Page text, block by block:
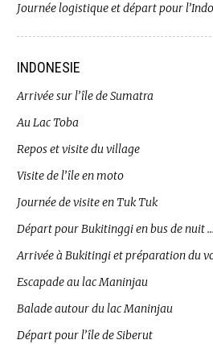
Journée logistique et départ pour
INDONESIE
Arrivée sur l’île de Sumatra
Au Lac Toba
Repos et visite du village
Visite de l’île en moto
Journée de visite en Tuk Tuk
Départ pour Bukitinggi en bus de nuit
Arrivée à Bukitingi et préparation du
Escapade au lac Maninjau
Balade autour du lac Maninjau
Départ pour l’île de Siberut